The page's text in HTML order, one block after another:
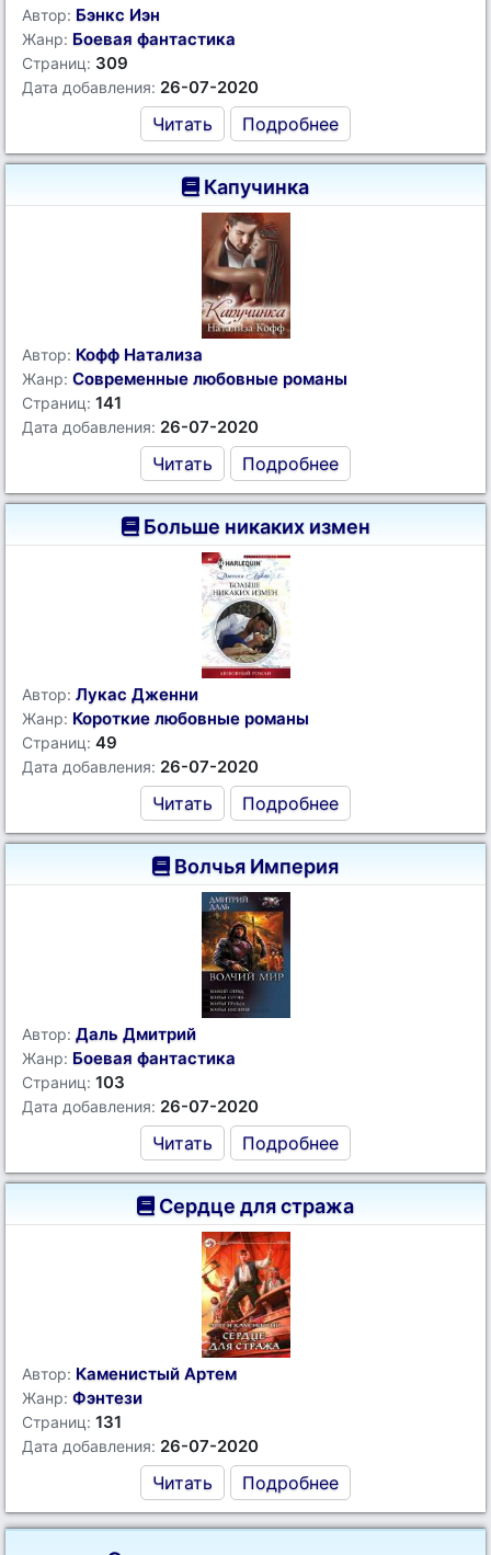
Автор: Бэнкс Иэн
Жанр: Боевая фантастика
Страниц: 309
Дата добавления: 26-07-2020
Читать Подробнее
Капучинка
Автор: Кофф Натализа
Жанр: Современные любовные романы
Страниц: 141
Дата добавления: 26-07-2020
Читать Подробнее
Больше никаких измен
Автор: Лукас Дженни
Жанр: Короткие любовные романы
Страниц: 49
Дата добавления: 26-07-2020
Читать Подробнее
Волчья Империя
Автор: Даль Дмитрий
Жанр: Боевая фантастика
Страниц: 103
Дата добавления: 26-07-2020
Читать Подробнее
Сердце для стража
Автор: Каменистый Артем
Жанр: Фэнтези
Страниц: 131
Дата добавления: 26-07-2020
Читать Подробнее